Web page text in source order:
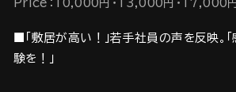
Price：10,000円・13,000円・17,000円
■「敷居が高い！」若手社員の声を反映。
験を！」